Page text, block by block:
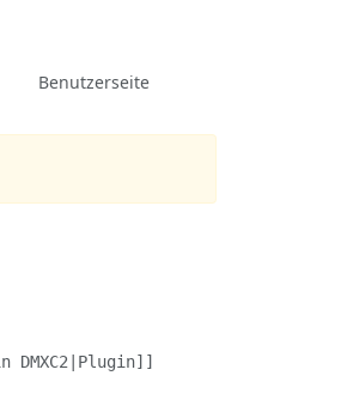
pagesBenutzerseite
Diskussion
DMXC2|Plugin]]